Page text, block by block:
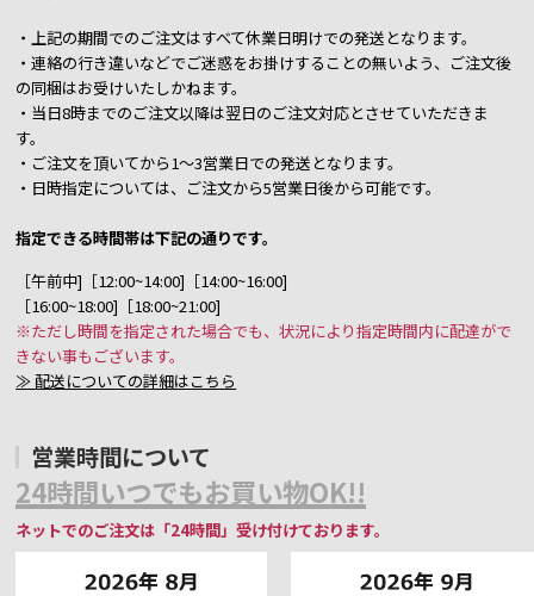
・上記の期間でのご注文はすべて休業日明けでの発送となります。
・連絡の行き違いなどでご迷惑をお掛けすることの無いよう、ご注文後
の同梱はお受けいたしかねます。
・当日8時までのご注文以降は翌日のご注文対応とさせていただきま
す。
・ご注文を頂いてから1～3営業日での発送となります。
・日時指定については、ご注文から5営業日後から可能です。
指定できる時間帯は下記の通りです。
［午前中]［12:00~14:00]［14:00~16:00]
［16:00~18:00]［18:00~21:00]
※ただし時間を指定された場合でも、状況により指定時間内に配達がで
きない事もございます。
≫ 配送についての詳細はこちら
営業時間について
24時間いつでもお買い物OK!!
ネットでのご注文は「24時間」受け付けております。